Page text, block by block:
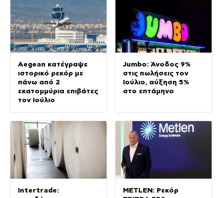
Aegean κατέγραψε
ιστορικό ρεκόρ με
πάνω από 2
εκατομμύρια επιβάτες
τον Ιούλιο
Jumbo: Άνοδος 9%
στις πωλήσεις τον
Ιούλιο, αύξηση 5%
στο επτάμηνο
Intertrade:
METLEN: Ρεκόρ